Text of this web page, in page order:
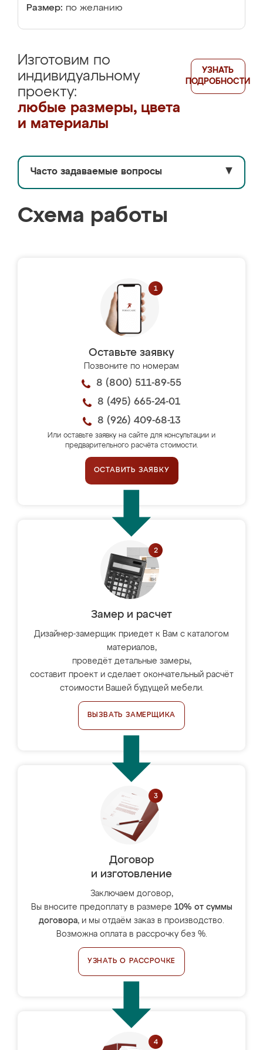
Размер: по желанию
Изготовим по
индивидуальному
проекту:
любые размеры, цвета
и материалы
УЗНАТЬ
ПОДРОБНОСТИ
Часто задаваемые вопросы ▼
Схема работы
Оставьте заявку
Позвоните по номерам
8 (800) 511-89-55
8 (495) 665-24-01
8 (926) 409-68-13
Или оставьте заявку на сайте для консультации и
предварительного расчёта стоимости.
ОСТАВИТЬ ЗАЯВКУ
Замер и расчет
Дизайнер-замерщик приедет к Вам с каталогом
материалов,
проведёт детальные замеры,
составит проект и сделает окончательный расчёт
стоимости Вашей будущей мебели.
ВЫЗВАТЬ ЗАМЕРЩИКА
Договор
и изготовление
Заключаем договор,
Вы вносите предоплату в размере 10% от суммы
договора, и мы отдаём заказ в производство.
Возможна оплата в рассрочку без %.
УЗНАТЬ О РАССРОЧКЕ